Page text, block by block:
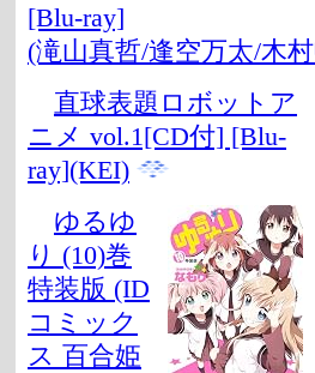
[Blu-ray]
(滝山真哲/逢空万太/木
直球表題ロボットア
ニメ vol.1[CD付] [Blu-
ray](KEI)
ゆるゆ
り (10)巻
特装版 (ID
コミック
ス 百合姫